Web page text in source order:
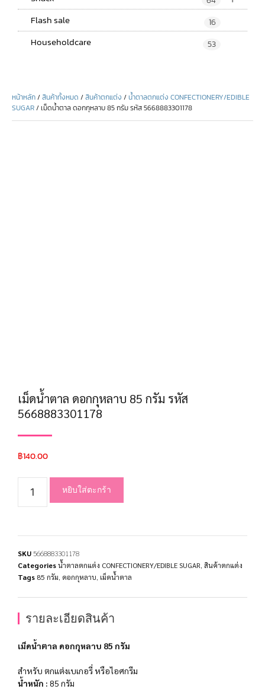
Flash sale 16
Householdcare 53
หน้าหลัก/สินค้าทั้งหมด /สินค้าตกแต่ง /น้ำตาลตกแต่ง CONFECTIONERY/EDIBLE
SUGAR/ เม็ดน้ำตาล ดอกกุหลาบ 85 กรัม รหัส 5668883301178
เม็ดน้ำตาล ดอกกุหลาบ 85 กรัม รหัส
5668883301178
฿140.00
หยิบใส่ตะกร้า
SKU5668883301178
Categoriesน้ำตาลตกแต่ง CONFECTIONERY/EDIBLE SUGAR สินค้าตกแต่ง
Tags 85 กรัม ดอกกุหลาบ เม็ดน้ำตาล
รายละเอียดสินค้า
เม็ดน้ำตาล ดอกกุหลาบ 85 กรัม
สำหรับ ตกแต่งเบเกอรี่ หรือไอศกรีม
น้ำหนัก : 85 กรัม